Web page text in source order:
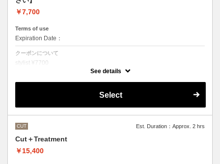
￥7,700
Terms of use
Expiration Date：
クーポンについて
stylist ¥7700
シャンプースタイリング代が含まれております。
くかご来店の際にスタッフにお伝えください）
See details
Select
CUT Est. Duration：Approx. 2 hrs
Cut＋Treatment
￥15,400